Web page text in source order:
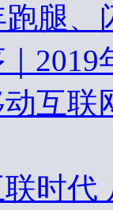
跑腿、
互联
时代